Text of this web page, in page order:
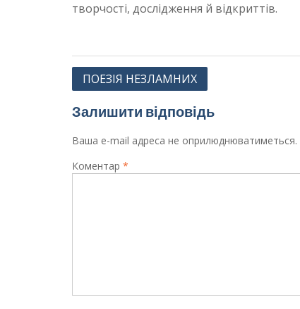
творчості, дослідження й відкриттів.
Навігація
ПОЕЗІЯ НЕЗЛАМНИХ
Залишити відповідь
Ваша e-mail адреса не оприлюднюватиметься.
Коментар *